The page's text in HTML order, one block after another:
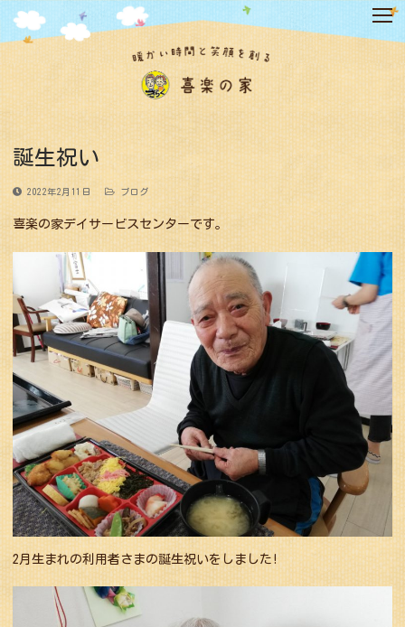
テ
ン
ツ
へ
ス
キ
ッ
プ
誕生祝い
2022年2月11日 ブログ
喜楽の家デイサービスセンターです。
2月生まれの利用者さまの誕生祝いをしました!